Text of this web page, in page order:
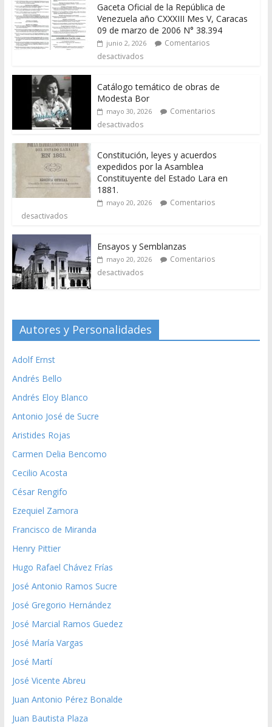
Gaceta Oficial de la República de
Venezuela año CXXXIII Mes V, Caracas
09 de marzo de 2006 N° 38.394
junio 2, 2026
Comentarios
desactivados
Catálogo temático de obras de
Modesta Bor
mayo 30, 2026
Comentarios
desactivados
Constitución, leyes y acuerdos
expedidos por la Asamblea
Constituyente del Estado Lara en
1881.
mayo 20, 2026
Comentarios
desactivados
Ensayos y Semblanzas
mayo 20, 2026
Comentarios
desactivados
Autores y Personalidades
Adolf Ernst
Andrés Bello
Andrés Eloy Blanco
Antonio José de Sucre
Aristides Rojas
Carmen Delia Bencomo
Cecilio Acosta
César Rengifo
Ezequiel Zamora
Francisco de Miranda
Henry Pittier
Hugo Rafael Chávez Frías
José Antonio Ramos Sucre
José Gregorio Hernández
José Marcial Ramos Guedez
José María Vargas
José Martí
José Vicente Abreu
Juan Antonio Pérez Bonalde
Juan Bautista Plaza